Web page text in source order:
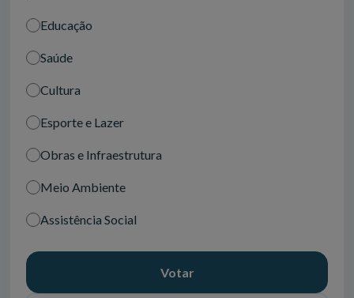
Educação
Saúde
Cultura
Esporte e Lazer
Obras e Infraestrutura
Meio Ambiente
Assistência Social
Votar